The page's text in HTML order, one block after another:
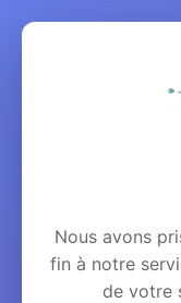
Nous avons
fin à notre
de votre